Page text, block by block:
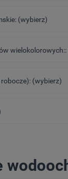
(wybierz)
wielokolorowych::
robocze): (wybierz)